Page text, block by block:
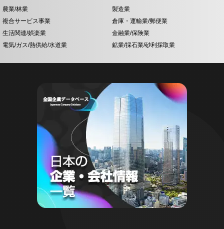
農業/林業
製造業
複合サービス事業
倉庫・運輸業/郵便業
生活関連/娯楽業
金融業/保険業
電気/ガス/熱供給/水道業
鉱業/採石業/砂利採取業